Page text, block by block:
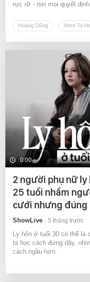
rực rỡ - nơi mọi quyết
Hoàng Dũng Here To
0:00
2 người phụ nữ ly
25 tuổi nhầm
cưới nhưng đúng
ShowLive 5 tháng trước
Ly hôn ở tuổi 30 có thể là
ta học cách đứng dậy,
cách ngầu hơn.